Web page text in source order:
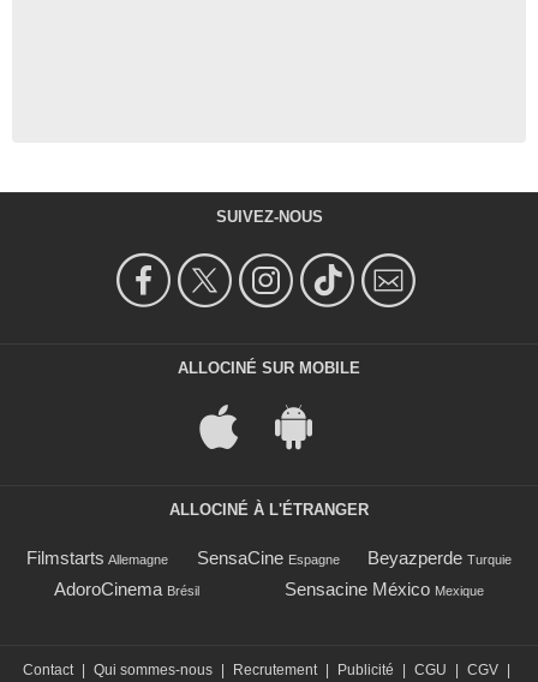
SUIVEZ-NOUS
ALLOCINÉ SUR MOBILE
ALLOCINÉ À L'ÉTRANGER
Filmstarts Allemagne SensaCine Espagne Beyazperde Turquie
AdoroCinema Brésil Sensacine México Mexique
Contact Qui sommes-nous Recrutement Publicité CGU CGV